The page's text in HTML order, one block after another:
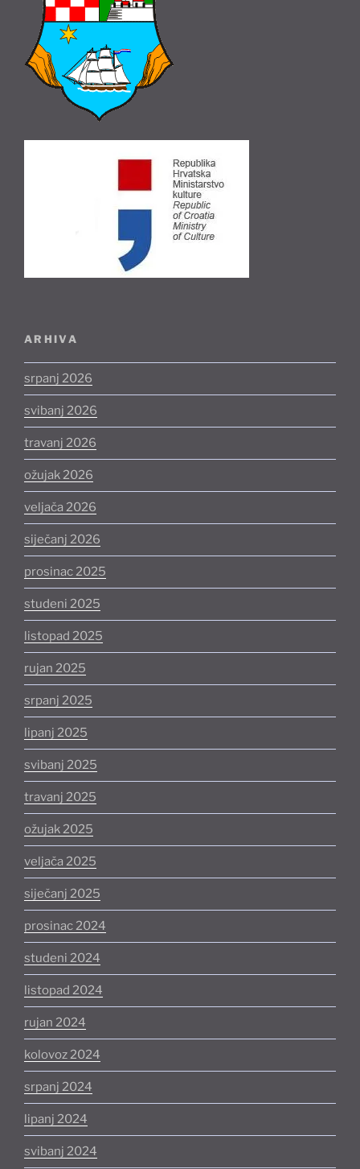
ARHIVA
srpanj 2026
svibanj 2026
travanj 2026
ožujak 2026
veljača 2026
siječanj 2026
prosinac 2025
studeni 2025
listopad 2025
rujan 2025
srpanj 2025
lipanj 2025
svibanj 2025
travanj 2025
ožujak 2025
veljača 2025
siječanj 2025
prosinac 2024
studeni 2024
listopad 2024
rujan 2024
kolovoz 2024
srpanj 2024
lipanj 2024
svibanj 2024